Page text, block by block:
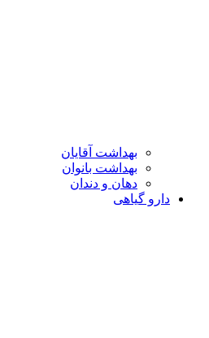
بهداشت آقایان
بهداشت بانوان
دهان و دندان
دارو گیاهی